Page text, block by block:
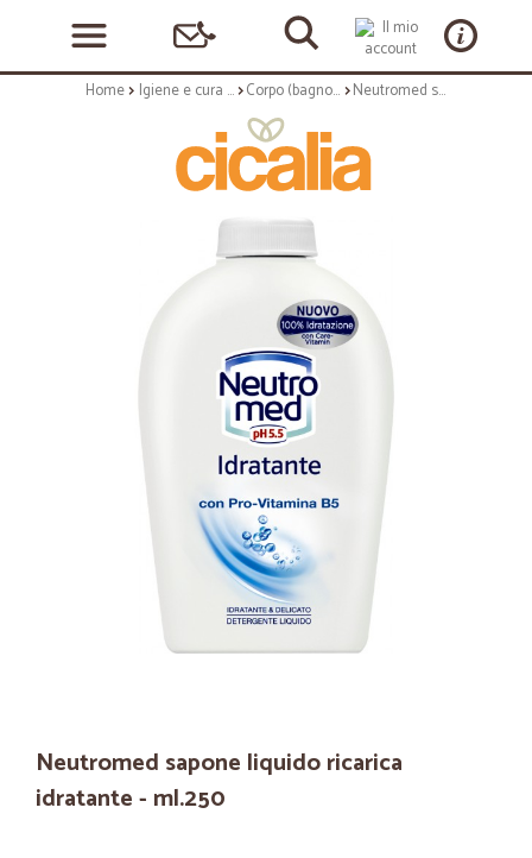
Home Igiene e cura personale Corpo (bagnoschiuma, crema corpo) Neutromed sapone liquido ricarica idratante - ml.250
Neutromed sapone liquido ricarica
idratante - ml.250